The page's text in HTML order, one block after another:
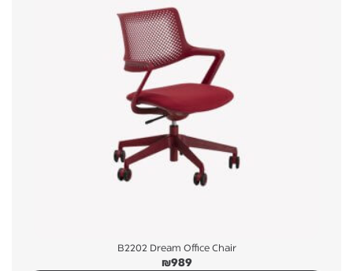
B2202 Dream Office Chair
₪989